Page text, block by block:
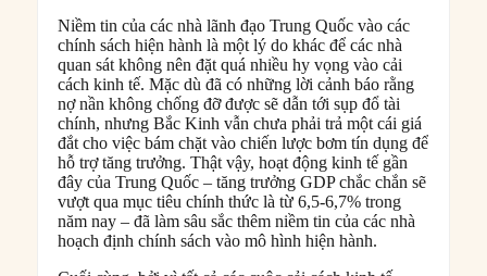
Niềm tin của các nhà lãnh đạo Trung Quốc vào các
chính sách hiện hành là một lý do khác để các nhà
quan sát không nên đặt quá nhiều hy vọng vào cải
cách kinh tế. Mặc dù đã có những lời cảnh báo rằng
nợ nần không chống đỡ được sẽ dẫn tới sụp đổ tài
chính, nhưng Bắc Kinh vẫn chưa phải trả một cái giá
đắt cho việc bám chặt vào chiến lược bơm tín dụng để
hỗ trợ tăng trưởng. Thật vậy, hoạt động kinh tế gần
đây của Trung Quốc – tăng trưởng GDP chắc chắn sẽ
vượt qua mục tiêu chính thức là từ 6,5-6,7% trong
năm nay – đã làm sâu sắc thêm niềm tin của các nhà
hoạch định chính sách vào mô hình hiện hành.